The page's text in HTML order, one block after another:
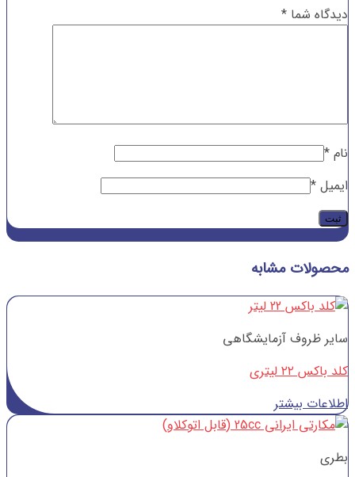
دیدگاه شما *
نام *
ایمیل *
محصولات مشابه
سایر ظروف آزمایشگاهی
کلد باکس ۲۲ لیتری
اطلاعات بیشتر
بطری